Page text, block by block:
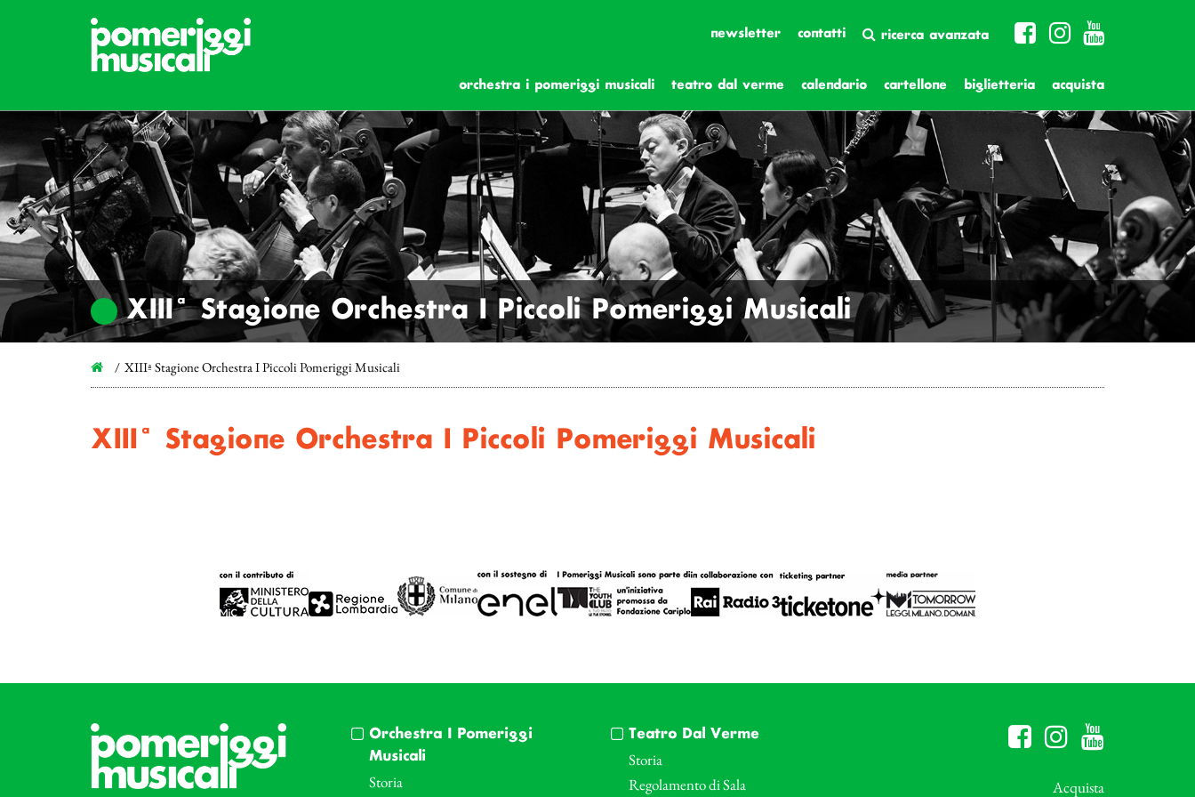
newsletter contatti ricerca avanzata
orchestra i pomeriggi musicali teatro dal verme calendario cartellone biglietteria acquista
XIIIª Stagione Orchestra I Piccoli Pomeriggi Musicali
XIIIª Stagione Orchestra I Piccoli Pomeriggi Musicali
XIIIª Stagione Orchestra I Piccoli Pomeriggi Musicali
Orchestra I Pomeriggi
Musicali
Storia
Teatro Dal Verme
Storia
Regolamento di Sala
Acquista